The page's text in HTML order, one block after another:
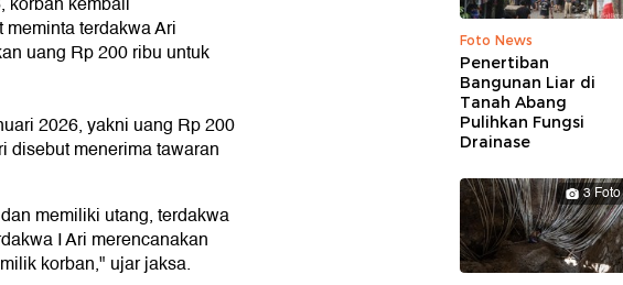
terdakwa Ari
uang Rp 200 ribu untuk
2026, yakni uang Rp 200
disebut menerima tawaran
memiliki utang, terdakwa
I Ari merencanakan
korban," ujar jaksa.
Foto News
Penertiban
Bangunan Liar di
Tanah Abang
Pulihkan Fungsi
Drainase
3 Foto